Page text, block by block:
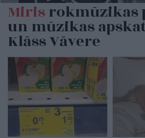
Mirisrokmūzikas
un mūzikas
Klāss Vāvere